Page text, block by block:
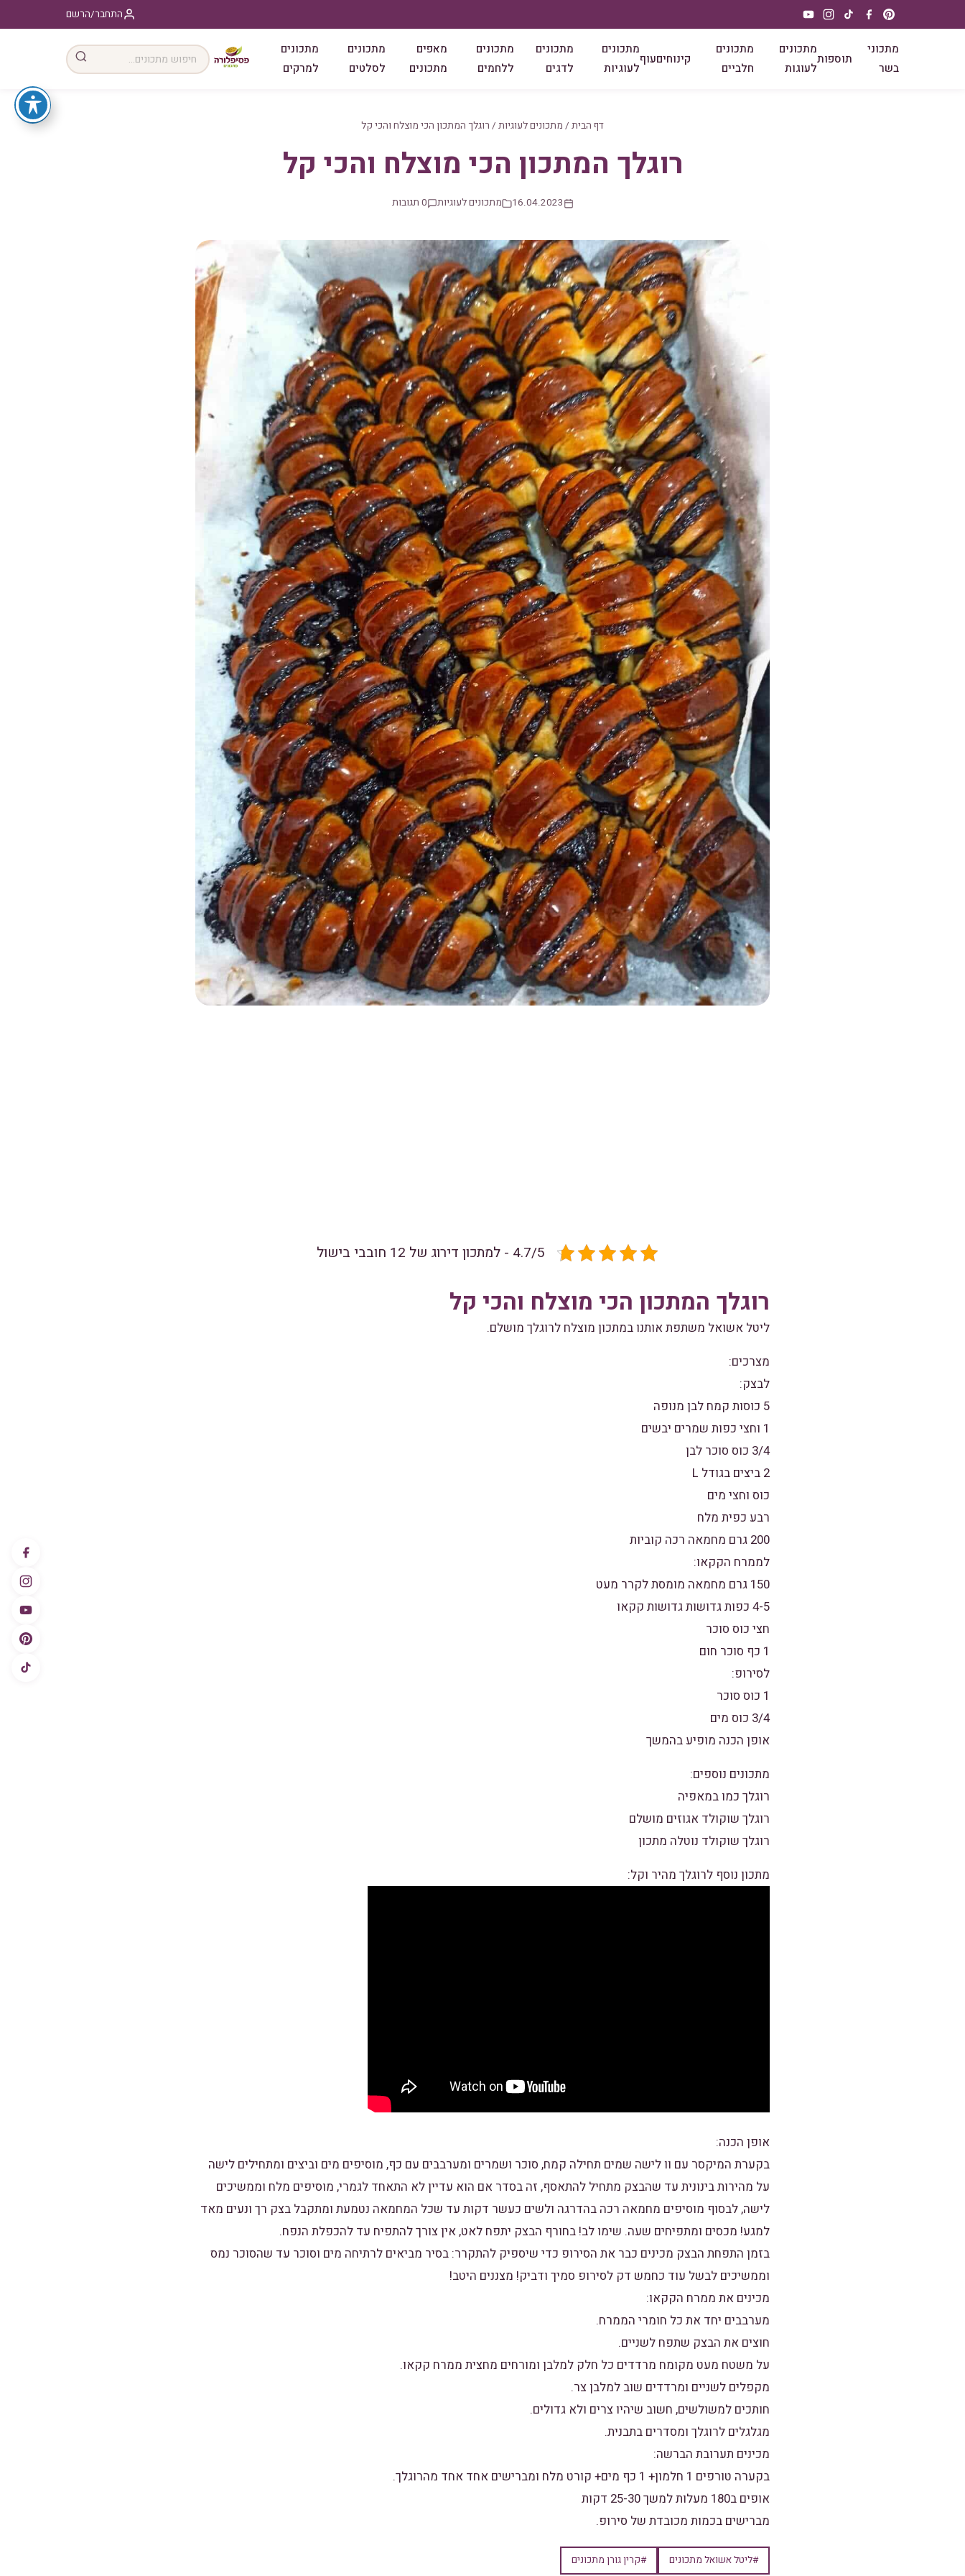
התחבר/הרשם
מתכוני
בשר
תוספות
מתכונים
לעוגות
מתכונים
חלביים
קינוחיםעוף
מתכונים
לעוגיות
מתכונים
לדגים
מתכונים
ללחמים
מאפים
מתכונים
מתכונים
לסלטים
מתכונים
למרקים
דף הבית / מתכונים לעוגיות / רוגלך המתכון הכי מוצלח והכי קל
רוגלך המתכון הכי מוצלח והכי קל
16.04.2023 מתכונים לעוגיות 0 תגובות
4.7/5 - למתכון דירוג של 12 חובבי בישול
רוגלך המתכון הכי מוצלח והכי קל
ליטל אשואל משתפת אותנו במתכון מוצלח לרוגלך מושלם.
מצרכים:
לבצק:
5 כוסות קמח לבן מנופה
1 וחצי כפות שמרים יבשים
3/4 כוס סוכר לבן
2 ביצים בגודל L
כוס וחצי מים
רבע כפית מלח
200 גרם מחמאה רכה קוביות
לממרח הקקאו:
150 גרם מחמאה מומסת לקרר מעט
4-5 כפות גדושות גדושות קקאו
חצי כוס סוכר
1 כף סוכר חום
לסירופ:
1 כוס סוכר
3/4 כוס מים
אופן הכנה מופיע בהמשך
מתכונים נוספים:
רוגלך כמו במאפיה
רוגלך שוקולד אגוזים מושלם
רוגלך שוקולד נוטלה מתכון
מתכון נוסף לרוגלך מהיר וקל:
אופן הכנה:
בקערת המיקסר עם וו לישה שמים תחילה קמח, סוכר ושמרים ומערבבים עם כף, מוסיפים מים וביצים ומתחילים לישה
על מהירות בינונית עד שהבצק מתחיל להתאסף, זה בסדר אם הוא עדיין לא התאחד לגמרי, מוסיפים מלח וממשיכים
לישה, לבסוף מוסיפים מחמאה רכה בהדרגה ולשים כעשר דקות עד שכל המחמאה נטמעת ומתקבל בצק רך ונעים מאד
למגע! מכסים ומתפיחים שעה. שימו לב! בחורף הבצק יתפח לאט, אין צורך להתפיח עד להכפלת הנפח.
בזמן התפחת הבצק מכינים כבר את הסירופ כדי שיספיק להתקרר: בסיר מביאים לרתיחה מים וסוכר עד שהסוכר נמס
וממשיכים לבשל עוד כחמש דק לסירופ סמיך ודביק! מצננים היטב!
מכינים את ממרח הקקאו:
מערבבים יחד את כל חומרי הממרח.
חוצים את הבצק שתפח לשניים.
על משטח מעט מקומח מרדדים כל חלק למלבן ומורחים מחצית ממרח קקאו.
מקפלים לשניים ומרדדים שוב למלבן צר.
חותכים למשולשים, חשוב שיהיו צרים ולא גדולים.
מגלגלים לרוגלך ומסדרים בתבנית.
מכינים תערובת הברשה:
בקערה טורפים 1 חלמון+ 1 כף מים+ קורט מלח ומברישים אחד אחד מהרוגלך.
אופים ב180 מעלות למשך 25-30 דקות
מברישים בכמות מכובדת של סירופ.
#ליטל אשואל מתכונים #קרין גורן מתכונים